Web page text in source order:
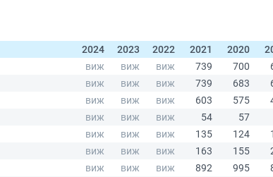
2024
2023 2022 2021 2020